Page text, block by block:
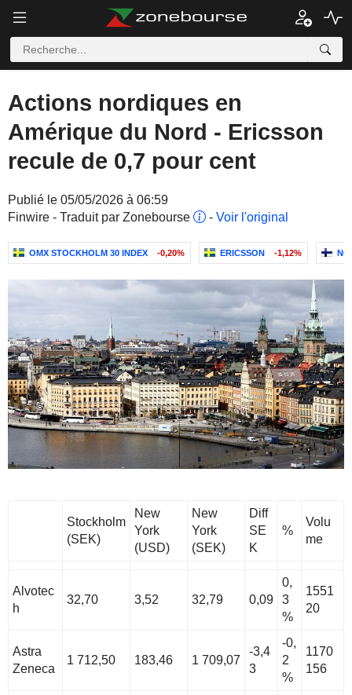
Actions nordiques en
Amérique du Nord - Ericsson
recule de 0,7 pour cent
Publié le 05/05/2026 à 06:59
Finwire - Traduit par Zonebourse
- Voir l'original
OMX STOCKHOLM 30 INDEX -0,20% ERICSSON -1,12%
Stockholm
(SEK)
New
York
(USD)
New
York
(SEK)
Diff
SE
K
%
Volu
me
Alvotec
h
32,70 3,52 32,79 0,09
0,
3
%
1551
20
Astra
Zeneca
1 712,50 183,46 1 709,07
-3,4
3
-0,
2
%
1170
156